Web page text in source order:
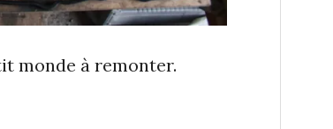
monde à remonter.